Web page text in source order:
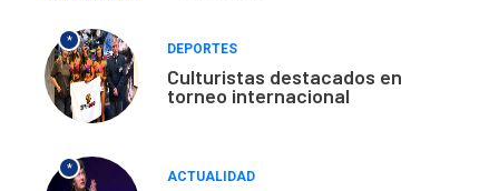
*
DEPORTES
Culturistas destacados en
torneo internacional
*
ACTUALIDAD